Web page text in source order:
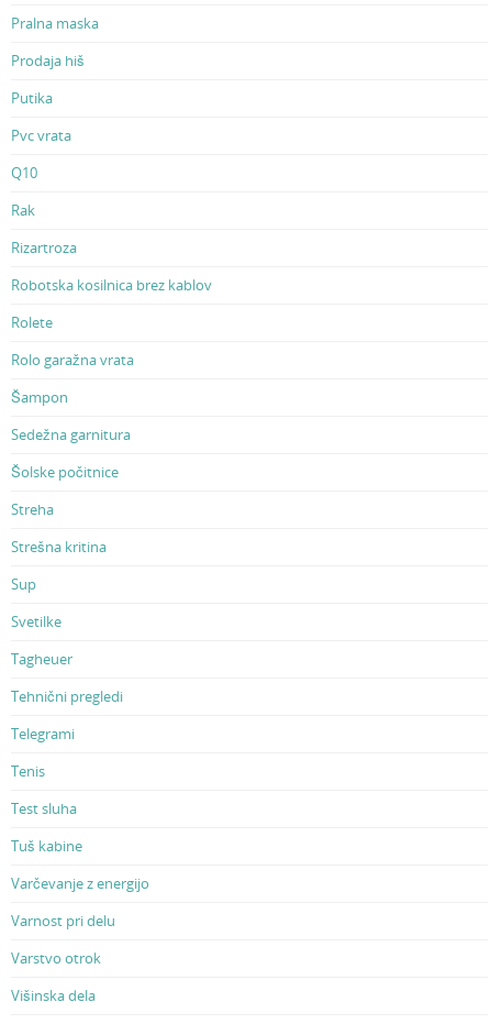
Pralna maska
Prodaja hiš
Putika
Pvc vrata
Q10
Rak
Rizartroza
Robotska kosilnica brez kablov
Rolete
Rolo garažna vrata
Šampon
Sedežna garnitura
Šolske počitnice
Streha
Strešna kritina
Sup
Svetilke
Tagheuer
Tehnični pregledi
Telegrami
Tenis
Test sluha
Tuš kabine
Varčevanje z energijo
Varnost pri delu
Varstvo otrok
Višinska dela